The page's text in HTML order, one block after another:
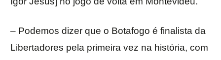
– Podemos dizer que o Botafogo é finalista da
Libertadores pela primeira vez na história, com